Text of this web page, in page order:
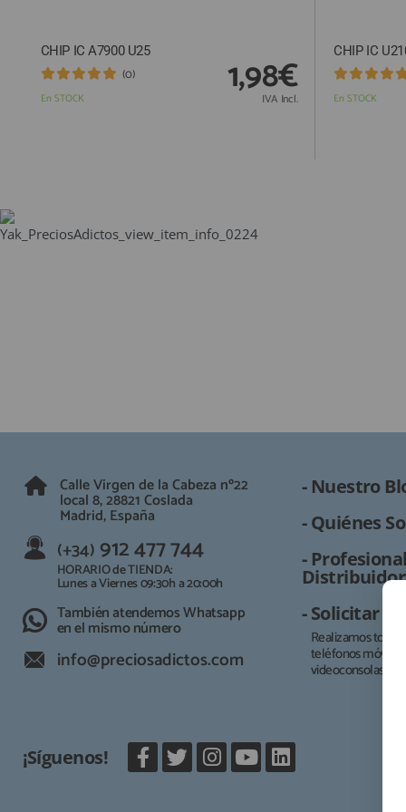
CHIP IC A7900 U25
En STOCK
(0) 1,98€
IVA Incl.
CHIP IC
En STOCK
Calle Virgen de la Cabeza nº22
local 8, 28821 Coslada
Madrid, España
(+34) 912 477 744
HORARIO de TIENDA:
Lunes a Viernes 09:30h a 20:00h
También atendemos Whatsapp
en el mismo número
info@preciosadictos.com
- Nuestro
- Quiénes
-
Distribuidor
- Solicitar
Realizamos todo
teléfonos móviles,
videoconsolas.
¡Síguenos!